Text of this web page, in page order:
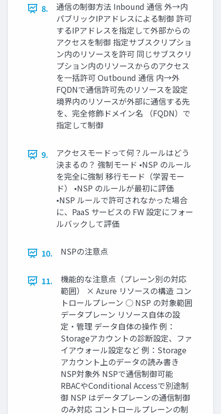
8.
通信の制御方法 Inbound 通信 外→内
パブリックIPアドレスによる制御 許可
するIPアドレスを指定して外部からの
アクセスを制御 指定サブスクリプショ
ン内のリソースを許可 同じサブスクリ
プション内のリソースからのアクセス
を一括許可 Outbound 通信 内→外
FQDNで通信許可先のリソースを設定
境界内のリソースが外部に通信する先
を、完全修飾ドメイン名 （FQDN）で
指定して制御
9.
アクセスモードって何？ルールはどう
決まるの？ 強制モード •NSP のルール
を完全に強制 移行モード（学習モー
ド） •NSP のルールが最初に評価
•NSP ルールで許可されなかった場合
に、PaaS サービスの FW 設定にフォー
ルバックして評価
10. NSPの注意点
11.
機能的な注意点（プレーン別の対応
範囲） × Azure リソースの構造 コン
トロールプレーン ○ NSP の対象範囲
データプレーン リソース自体の設
定・管理 データ自体の操作 例：
Storageアカウントの診断設定、ファ
イアウォール設定など 例：Storage
アカウント上のデータの読み書き
NSP対象外 NSPで通信制御可能
RBACやConditional Accessで別途制
御 NSP はデータプレーンの通信制御
のみ対応 コントロールプレーンの制